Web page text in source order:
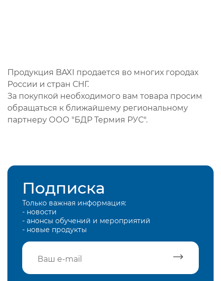
Продукция BAXI продается во многих городах
России и стран СНГ.
За покупкой необходимого вам товара просим
обращаться к ближайшему региональному
партнеру ООО "БДР Термия РУС".
Подписка
Только важная информация:
- новости
- анонсы обучений и мероприятий
- новые продукты